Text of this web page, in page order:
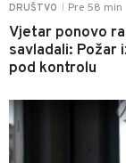
DRUŠTVO Pre 58 min
Vjetar ponovo
savladali: Požar
pod kontrolu